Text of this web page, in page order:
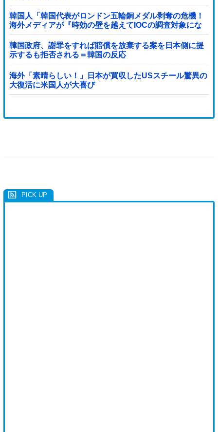
韓国人「韓国代表がロンドン五輪銅メダル剥奪の危機！
海外メディアが『時効の壁を越えてIOCの調査対象にな
り得る』と報道！」
韓国政府、謝罪をすれば賠償を放棄する案を日本側に提
示するも拒否される＝韓国の反応
海外「素晴らしい！」日本が買収したUSスチール驚異の
大復活に米国人が大喜び